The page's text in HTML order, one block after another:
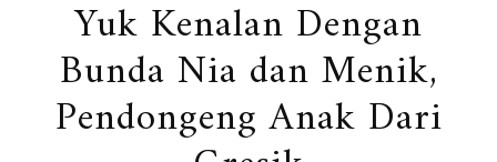
Yuk Kenalan Dengan
Bunda Nia dan Menik,
Pendongeng Anak Dari